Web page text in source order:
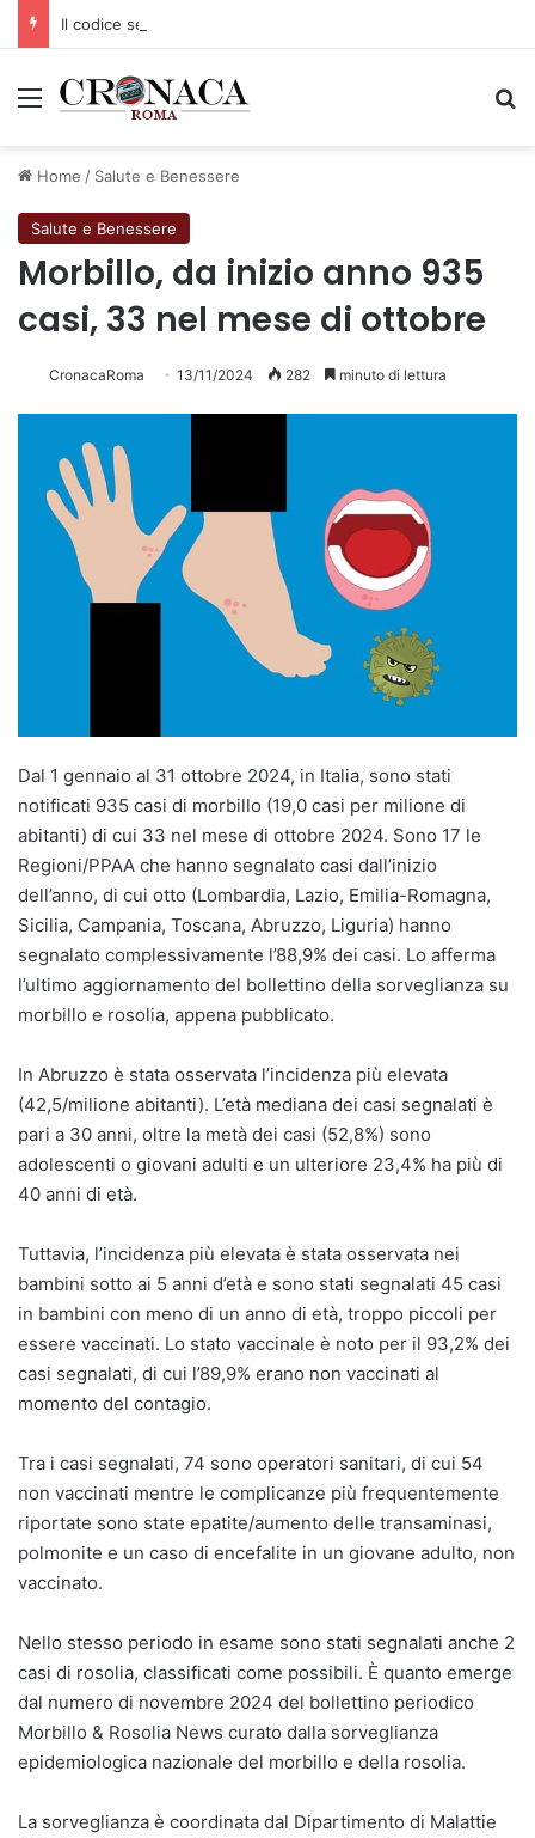
Menu
Home / Salute e Benessere
Salute e Benessere
Morbillo, da inizio anno 935
casi, 33 nel mese di ottobre
CronacaRoma 13/11/2024 282 minuto di lettura
Dal 1 gennaio al 31 ottobre 2024, in Italia, sono stati
notificati 935 casi di morbillo (19,0 casi per milione di
abitanti) di cui 33 nel mese di ottobre 2024. Sono 17 le
Regioni/PPAA che hanno segnalato casi dall’inizio
dell’anno, di cui otto (Lombardia, Lazio, Emilia-Romagna,
Sicilia, Campania, Toscana, Abruzzo, Liguria) hanno
segnalato complessivamente l’88,9% dei casi. Lo afferma
l’ultimo aggiornamento del bollettino della sorveglianza su
morbillo e rosolia, appena pubblicato.
In Abruzzo è stata osservata l’incidenza più elevata
(42,5/milione abitanti). L’età mediana dei casi segnalati è
pari a 30 anni, oltre la metà dei casi (52,8%) sono
adolescenti o giovani adulti e un ulteriore 23,4% ha più di
40 anni di età.
Tuttavia, l’incidenza più elevata è stata osservata nei
bambini sotto ai 5 anni d’età e sono stati segnalati 45 casi
in bambini con meno di un anno di età, troppo piccoli per
essere vaccinati. Lo stato vaccinale è noto per il 93,2% dei
casi segnalati, di cui l’89,9% erano non vaccinati al
momento del contagio.
Tra i casi segnalati, 74 sono operatori sanitari, di cui 54
non vaccinati mentre le complicanze più frequentemente
riportate sono state epatite/aumento delle transaminasi,
polmonite e un caso di encefalite in un giovane adulto, non
vaccinato.
Nello stesso periodo in esame sono stati segnalati anche 2
casi di rosolia, classificati come possibili. È quanto emerge
dal numero di novembre 2024 del bollettino periodico
Morbillo & Rosolia News curato dalla sorveglianza
epidemiologica nazionale del morbillo e della rosolia.
La sorveglianza è coordinata dal Dipartimento di Malattie